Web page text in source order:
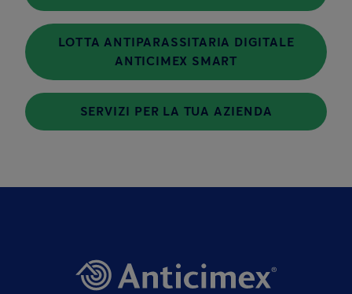
LOTTA ANTIPARASSITARIA DIGITALE
ANTICIMEX SMART
SERVIZI PER LA TUA AZIENDA